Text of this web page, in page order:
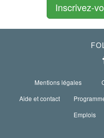
Inscrivez-
Mentions légales
Aide et contact
Emplois